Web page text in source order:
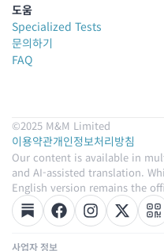
도움
Specialized Tests
문의하기
FAQ
©2025 M&M Limited
이용약관개인정보처리방침
Our content is available in
and AI-assisted translation.
English version remains the
사업자 정보